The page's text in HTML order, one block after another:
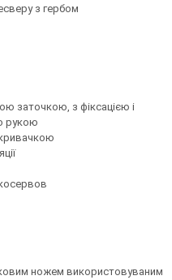
з гербом
заточкою, з фіксацією і
рукою
ножем використовуваним